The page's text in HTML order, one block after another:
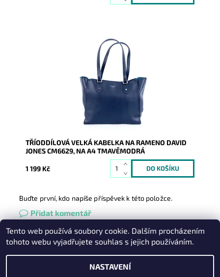
Velká kabelka na rameno, v barvě tmavěmodré,
francouzské značky David Jones je rozdělena na tři
Skladem
16784
David Jones Paris
TŘÍODDÍLOVÁ VELKÁ KABELKA NA RAMENO DAVID
JONES CM6629, NA A4 TMAVĚMODRÁ
1 199 Kč
Buďte první, kdo napíše příspěvek k této položce.
Přidat komentář
Heureka.cz | Zboží.cz Oázakabelek
Tento web používá soubory cookie. Dalším procházením
tohoto webu vyjadřujete souhlas s jejich používáním.
NASTAVENÍ